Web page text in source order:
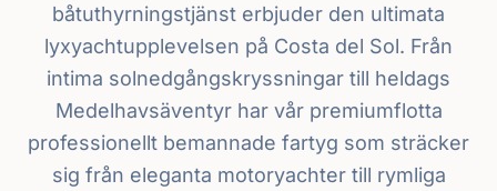
båtuthyrningstjänst erbjuder den ultimata
lyxyachtupplevelsen på Costa del Sol. Från
intima solnedgångskryssningar till heldags
Medelhavsäventyr har vår premiumflotta
professionellt bemannade fartyg som sträcker
sig från eleganta motoryachter till rymliga